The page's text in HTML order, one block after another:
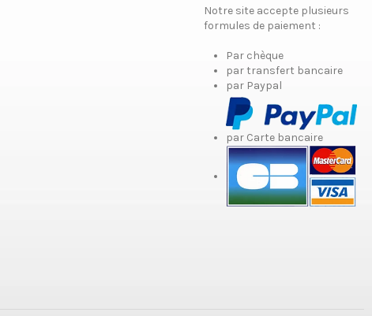
Notre site accepte plusieurs
formules de paiement :
Par chèque
par transfert bancaire
par Paypal
par Carte bancaire